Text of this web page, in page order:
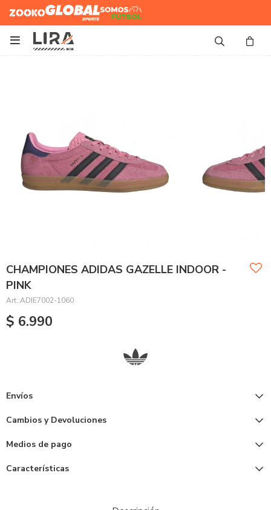
Zooko Global Sports
Somos
Futbol

CHAMPIONES ADIDAS GAZELLE INDOOR -
PINK
ADIE7002-1060
$ 6.990
Envíos
Cambios y Devoluciones
Medios de pago
Características